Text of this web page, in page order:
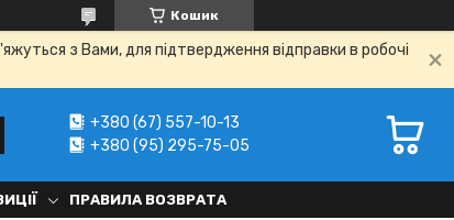
Кошик
з Вами, для підтвердження відправки в робочі
+380 (67) 557-10-13
+380 (95) 295-75-05
ПРАВИЛА ВОЗВРАТА